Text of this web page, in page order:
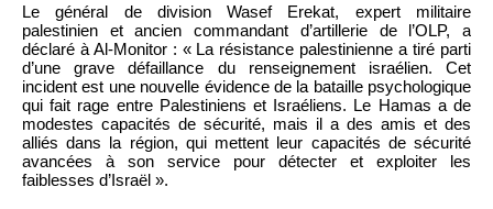
Le général de division Wasef Erekat, expert militaire
palestinien et ancien commandant d’artillerie de l’OLP, a
déclaré à Al-Monitor : « La résistance palestinienne a tiré parti
d’une grave défaillance du renseignement israélien. Cet
incident est une nouvelle évidence de la bataille psychologique
qui fait rage entre Palestiniens et Israéliens. Le Hamas a de
modestes capacités de sécurité, mais il a des amis et des
alliés dans la région, qui mettent leur capacités de sécurité
avancées à son service pour détecter et exploiter les
faiblesses d’Israël ».